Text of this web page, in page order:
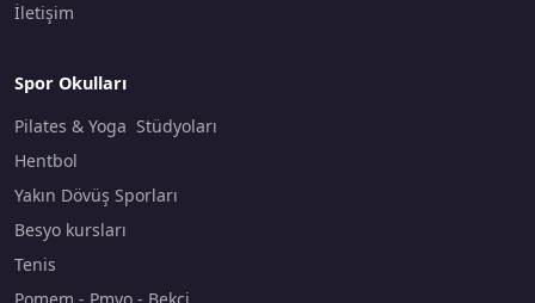
İletişim
Spor Okulları
Pilates & Yoga Stüdyoları
Hentbol
Yakın Dövüş Sporları
Besyo kursları
Tenis